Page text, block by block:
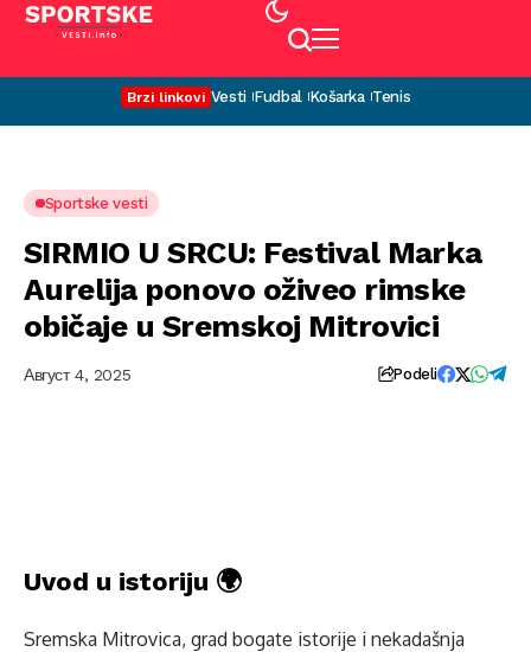
Brzi linkovi Vesti Fudbal Košarka Tenis
Sportske vesti
SIRMIO U SRCU: Festival Marka
Aurelija ponovo oživeo rimske
običaje u Sremskoj Mitrovici
Август 4, 2025 Podeli
Uvod u istoriju 🌍
Sremska Mitrovica, grad bogate istorije i nekadašnja